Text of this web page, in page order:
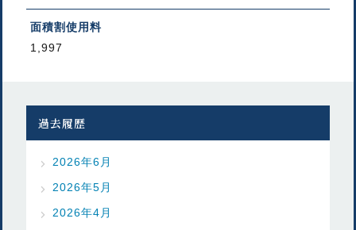
面積割使用料
1,997
過去履歴
2026年6月
2026年5月
2026年4月